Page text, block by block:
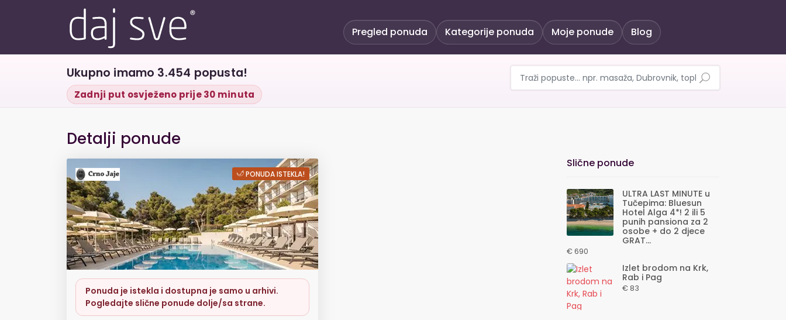
Pregled ponuda Kategorije ponuda Moje ponude Blog
Ukupno imamo 3.454 popusta!
Zadnji put osvježeno prije 30 minuta
Detalji ponude
LJETO NA HVARU u Aminess Senses Resort 4* - 5 noćenja za
PONUDA ISTEKLA!
Ponuda je istekla i dostupna je samo u arhivi.
Pogledajte slične ponude dolje/sa strane.
Slične ponude
ULTRA LAST MINUTE u
Tučepima: Bluesun
Hotel Alga 4*! 2 ili 5
punih pansiona za 2
osobe + do 2 djece
GRAT...
€ 690
Izlet brodom na Krk,
Rab i Pag
€ 83